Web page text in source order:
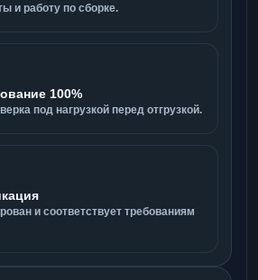
и работу по сборке.
100%
под нагрузкой перед отгрузкой.
и соответствует требованиям